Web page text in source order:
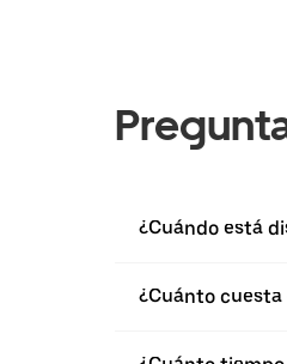
¿Cuándo está
¿Cuánto